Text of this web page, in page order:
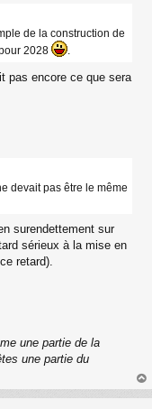
de la construction de
2028
.
pas encore ce que sera
devait pas être le même
surendettement sur
sérieux à la mise en
retard).
une partie de la
une partie du
au